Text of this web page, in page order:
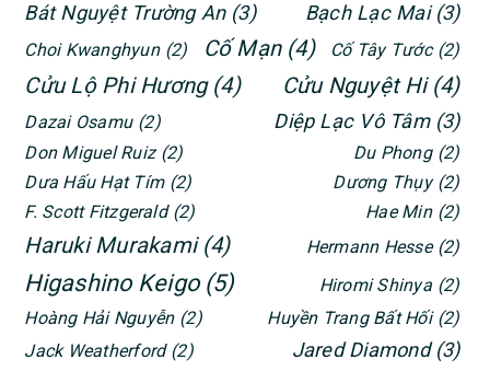
Bát Nguyệt Trường An (3) Bạch Lạc Mai (3)
Choi Kwanghyun (2) Cố Mạn (4) Cố Tây Tước (2)
Cửu Lộ Phi Hương (4) Cửu Nguyệt Hi (4)
Dazai Osamu (2) Diệp Lạc Vô Tâm (3)
Don Miguel Ruiz (2) Du Phong (2)
Dưa Hấu Hạt Tím (2) Dương Thụy (2)
F. Scott Fitzgerald (2) Hae Min (2)
Haruki Murakami (4) Hermann Hesse (2)
Higashino Keigo (5) Hiromi Shinya (2)
Hoàng Hải Nguyễn (2) Huyền Trang Bất Hối (2)
Jack Weatherford (2) Jared Diamond (3)